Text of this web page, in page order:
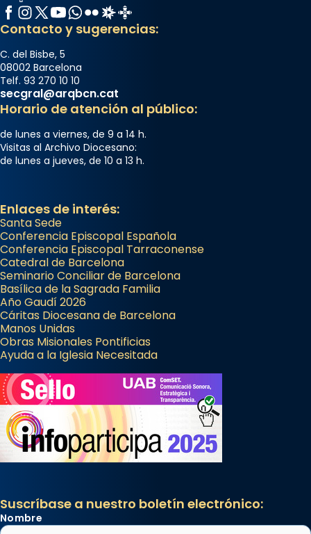
Facebook
Instagram
X / Twitter
YouTube
WhatsApp
FlickrRadio Estel
Catalunya Cristiana
Contacto y sugerencias:
C. del Bisbe, 5
08002 Barcelona
Telf. 93 270 10 10
secgral@arqbcn.cat
Horario de atención al público:
de lunes a viernes, de 9 a 14 h.
Visitas al Archivo Diocesano:
de lunes a jueves, de 10 a 13 h.
Enlaces de interés:
Santa Sede
Conferencia Episcopal Española
Conferencia Episcopal Tarraconense
Catedral de Barcelona
Seminario Conciliar de Barcelona
Basílica de la Sagrada Familia
Año Gaudí 2026
Cáritas Diocesana de Barcelona
Manos Unidas
Obras Misionales Pontificias
Ayuda a la Iglesia Necesitada
Suscríbase a nuestro boletín electrónico:
Nombre